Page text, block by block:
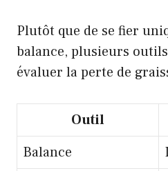
Plutôt que de se fier
balance, plusieurs
évaluer la perte de
Outil
Balance